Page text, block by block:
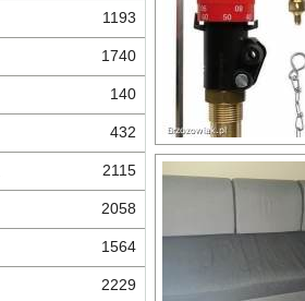
1193
1740
140
432
2115
2058
1564
2229